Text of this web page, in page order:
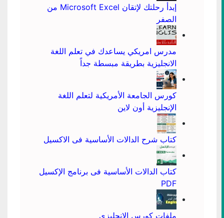
إبدأ رحلتك لإتقان Microsoft Excel من
الصفر
مدرس امريكي يساعدك في تعلم اللغة
الانجليزية بطريقة مبسطة جداً
كورس الجامعة الأمريكية لتعلم اللغة
الإنجليزية أون لاين
كتاب شرح الدالات الأساسية فى الاكسيل
كتاب الدالات الأساسية فى برنامج الإكسيل
PDF
ملفات كورس الانجليزى